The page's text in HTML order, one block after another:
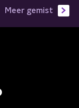
Meer gemist